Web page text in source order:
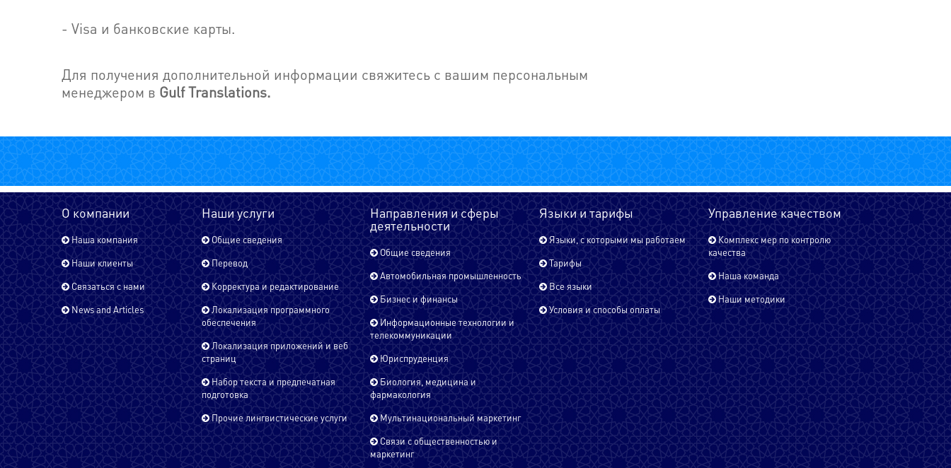
- Visa и банковские карты.
Для получения дополнительной информации свяжитесь с вашим персональным
менеджером в GulfTranslations.
Chinese
Dari
English - UK
English - USA
Farsi (Persain)
French - Canada
О компании
Наша компания
Наши клиенты
Связаться с нами
News and Articles
Наши услуги
Общие сведения
Перевод
Корректура и редактирование
Локализация программного
обеспечения
Локализация приложений и веб
страниц
Набор текста и предпечатная
подготовка
Прочие лингвистические услуги
Направления и сферы
деятельности
Общие сведения
Автомобильная промышленность
Бизнес и финансы
Информационные технологии и
телекоммуникации
Юриспруденция
Биология, медицина и
фармакология
Мультинациональный маркетинг
Связи с общественностью и
маркетинг
Языки и тарифы
Языки, с которыми мы работаем
Тарифы
Все языки
Условия и способы оплаты
Управление качеством
Комплекс мер по контролю
качества
Наша команда
Наши методики